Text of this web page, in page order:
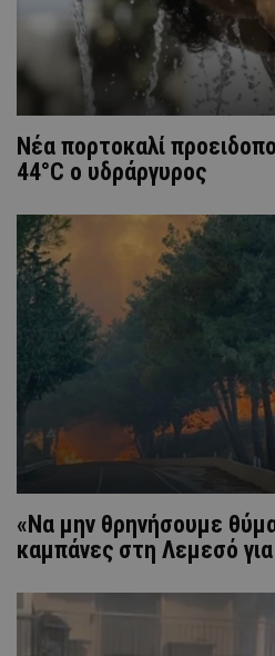
Νέα πορτοκαλί
44°C ο υδράργυρος
«Να μην θρηνήσουμε
καμπάνες στη Λεμεσό